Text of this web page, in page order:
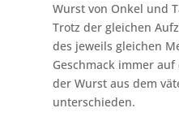
Wurst von Onkel und
Trotz der gleichen
des jeweils gleichen
Geschmack immer
der Wurst aus dem
unterschieden.